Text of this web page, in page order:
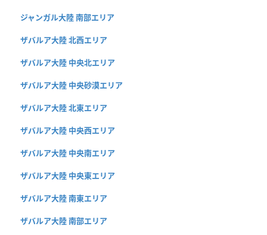
ジャンガル大陸 南部エリア
ザバルア大陸 北西エリア
ザバルア大陸 中央北エリア
ザバルア大陸 中央砂漠エリア
ザバルア大陸 北東エリア
ザバルア大陸 中央西エリア
ザバルア大陸 中央南エリア
ザバルア大陸 中央東エリア
ザバルア大陸 南東エリア
ザバルア大陸 南部エリア